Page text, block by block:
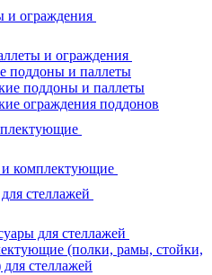
и ограждения
и ограждения
поддоны и паллеты
поддоны и паллеты
ограждения поддонов
и комплектующие
стеллажей
для стеллажей
(полки, рамы, стойки,
для стеллажей